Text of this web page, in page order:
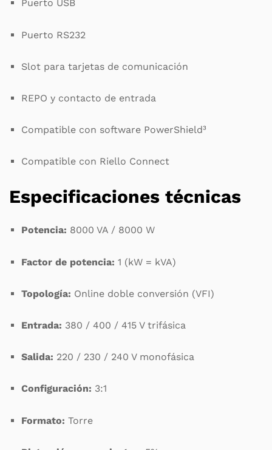
Puerto USB
Puerto RS232
Slot para tarjetas de comunicación
REPO y contacto de entrada
Compatible con software PowerShield³
Compatible con Riello Connect
Especificaciones técnicas
Potencia: 8000 VA / 8000 W
Factor de potencia: 1 (kW = kVA)
Topología: Online doble conversión (VFI)
Entrada: 380 / 400 / 415 V trifásica
Salida: 220 / 230 / 240 V monofásica
Configuración: 3:1
Formato: Torre